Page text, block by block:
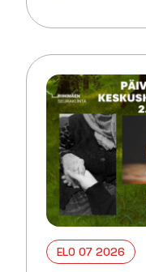
Lue lisää
ELO 07 2026